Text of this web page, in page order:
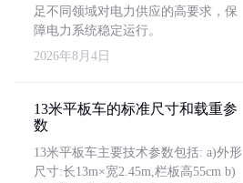
足不同领域对电力供应的高要求，保
障电力系统稳定运行。
2026年8月4日
13米平板车的标准尺寸和载重参
数
13米平板车主要技术参数包括: a)外形
尺寸:长13m×宽2.45m,栏板高55cm b)